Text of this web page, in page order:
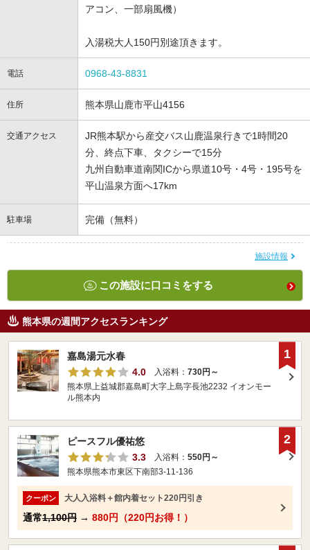
アコン、一部扇風機）
入湯税大人150円別途頂きます。
電話 0968-43-8831
住所 熊本県山鹿市平山4156
交通アクセス
JR熊本駅から産交バス山鹿温泉行きで1時間20
分、終点下車、タクシーで15分
九州自動車道南関ICから県道10号・4号・195号を
平山温泉方面へ17km
駐車場 完備（無料）
施設情報
この施設に口コミをする
熊本県の週間アクセスランキング
嘉島湯元水春
4.0
入浴料： 730円～
熊本県上益城郡嘉島町大字上島字長池2232 イオンモー
ル熊本内
1
ピースフル優祐悠
3.3
入浴料： 550円～
熊本県熊本市東区下南部3-11-136
クーポン 大人入浴料＋館内着セット220円引き
通常1,100円 → 880円（220円お得！）
2